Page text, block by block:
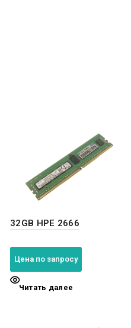
32GB HPE 2666
Цена по запросу
Читать далее